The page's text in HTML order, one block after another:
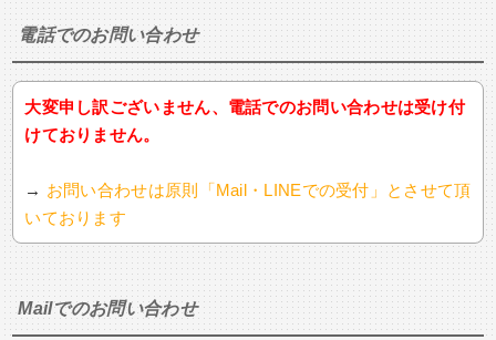
電話でのお問い合わせ
大変申し訳ございません、電話でのお問い合わせは受け付
けておりません。
→ お問い合わせは原則「Mail・LINEでの受付」とさせて頂
いております
Mailでのお問い合わせ